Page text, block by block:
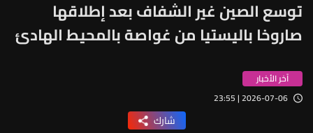
توسع الصين غير الشفاف بعد إطلاقها
صاروخا باليستيا من غواصة بالمحيط الهادئ
آخر الأخبار
2026-07-06 | 23:55
شارك